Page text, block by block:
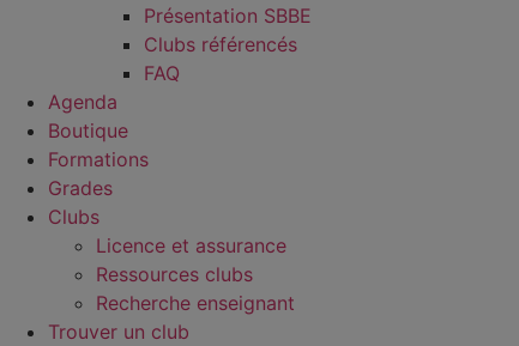
Présentation SBBE
Clubs référencés
FAQ
Agenda
Boutique
Formations
Grades
Clubs
Licence et assurance
Ressources clubs
Recherche enseignant
Trouver un club